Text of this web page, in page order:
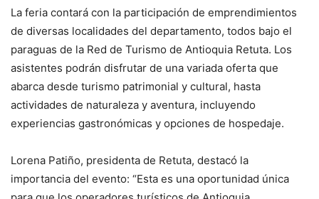
La feria contará con la participación de emprendimientos
de diversas localidades del departamento, todos bajo el
paraguas de la Red de Turismo de Antioquia Retuta. Los
asistentes podrán disfrutar de una variada oferta que
abarca desde turismo patrimonial y cultural, hasta
actividades de naturaleza y aventura, incluyendo
experiencias gastronómicas y opciones de hospedaje.
Lorena Patiño, presidenta de Retuta, destacó la
importancia del evento: “Esta es una oportunidad única